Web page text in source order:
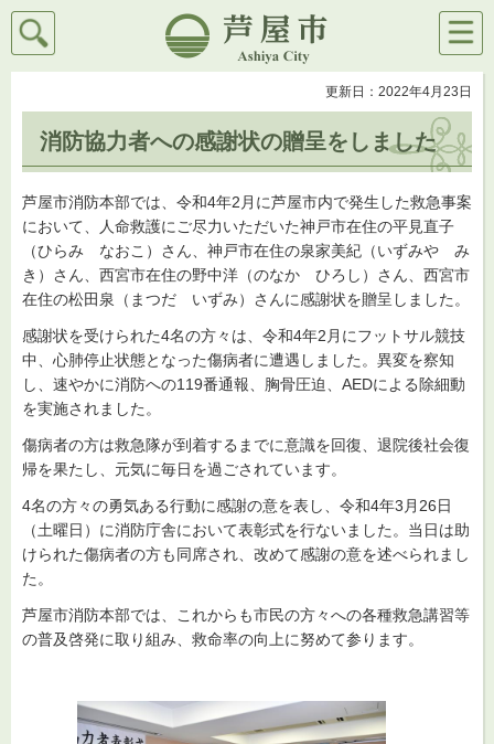
芦屋市
検索
メニ
ュー
更新日：2022年4月23日
消防協力者への感謝状の贈呈をしました
芦屋市消防本部では、令和4年2月に芦屋市内で発生した救急事案
において、人命救護にご尽力いただいた神戸市在住の平見直子
（ひらみ なおこ）さん、神戸市在住の泉家美紀（いずみや み
き）さん、西宮市在住の野中洋（のなか ひろし）さん、西宮市
在住の松田泉（まつだ いずみ）さんに感謝状を贈呈しました。
感謝状を受けられた4名の方々は、令和4年2月にフットサル競技
中、心肺停止状態となった傷病者に遭遇しました。異変を察知
し、速やかに消防への119番通報、胸骨圧迫、AEDによる除細動
を実施されました。
傷病者の方は救急隊が到着するまでに意識を回復、退院後社会復
帰を果たし、元気に毎日を過ごされています。
4名の方々の勇気ある行動に感謝の意を表し、令和4年3月26日
（土曜日）に消防庁舎において表彰式を行ないました。当日は助
けられた傷病者の方も同席され、改めて感謝の意を述べられまし
た。
芦屋市消防本部では、これからも市民の方々への各種救急講習等
の普及啓発に取り組み、救命率の向上に努めて参ります。